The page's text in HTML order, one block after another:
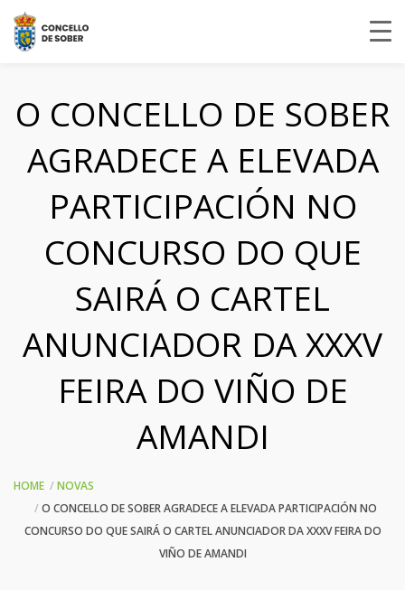
O CONCELLO DE SOBER
AGRADECE A ELEVADA
PARTICIPACIÓN NO
CONCURSO DO QUE
SAIRÁ O CARTEL
ANUNCIADOR DA XXXV
FEIRA DO VIÑO DE
AMANDI
HOME
NOVAS
O CONCELLO DE SOBER AGRADECE A ELEVADA PARTICIPACIÓN NO
CONCURSO DO QUE SAIRÁ O CARTEL ANUNCIADOR DA XXXV FEIRA DO
VIÑO DE AMANDI